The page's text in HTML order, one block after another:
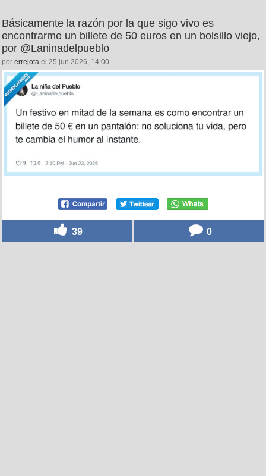
Básicamente la razón por la que sigo vivo es
encontrarme un billete de 50 euros en un bolsillo viejo,
por @Laninadelpueblo
por errejota el 25 jun 2026, 14:00
39 0